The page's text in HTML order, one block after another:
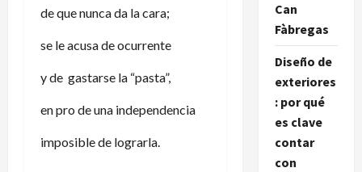
de que nunca da la cara;
se le acusa de ocurrente
y de gastarse la “pasta”,
en pro de una independencia
imposible de lograrla.
Can
Fàbregas
Diseño de
exteriores
: por qué
es clave
contar
con